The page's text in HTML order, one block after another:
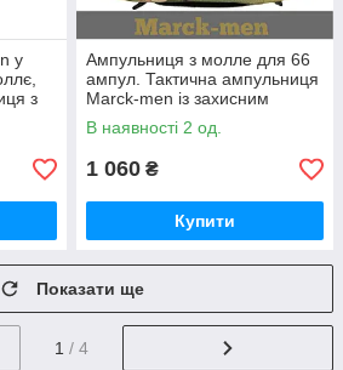
у
з
Ампульниця з молле для 66
ампул. Тактична ампульниця
Marck-men із захисним
корпусом. Мультикам.
«Міні+М».
В наявності 2 од.
1 060 ₴
Купити
Показати ще
1 / 4